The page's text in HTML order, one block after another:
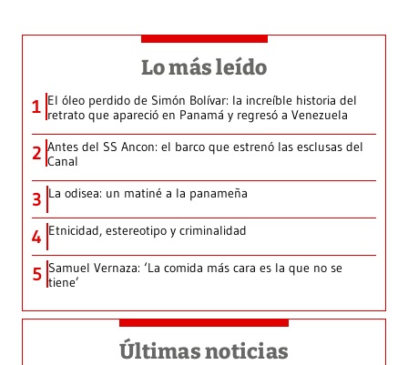
Lo más leído
1 El óleo perdido de Simón Bolívar: la increíble historia del
retrato que apareció en Panamá y regresó a Venezuela
2 Antes del SS Ancon: el barco que estrenó las esclusas del
Canal
3 La odisea: un matiné a la panameña
4 Etnicidad, estereotipo y criminalidad
5 Samuel Vernaza: ‘La comida más cara es la que no se
tiene’
Últimas noticias